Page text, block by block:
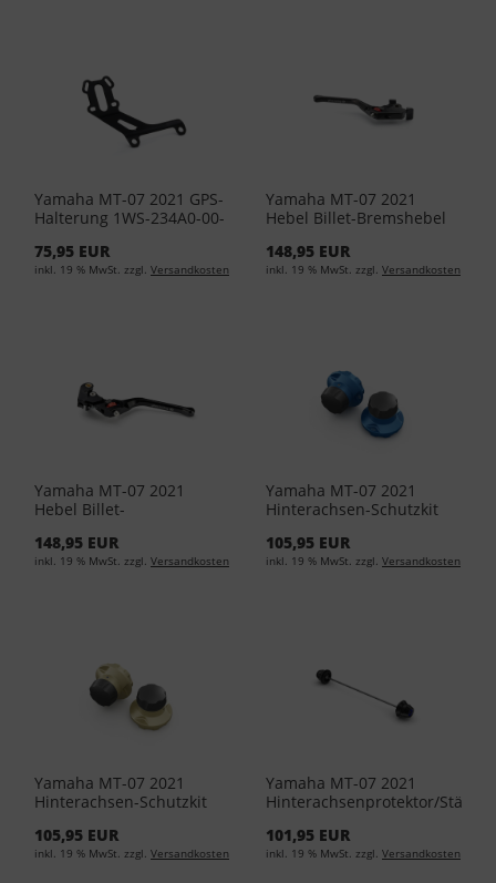
Yamaha MT-07 2021 GPS-
Halterung 1WS-234A0-00-
75,95 EUR
inkl. 19 % MwSt. zzgl. Versandkosten
Yamaha MT-07 2021
Hebel Billet-Bremshebel
148,95 EUR
inkl. 19 % MwSt. zzgl. Versandkosten
Yamaha MT-07 2021
Hebel Billet-
F3912-00-00
148,95 EUR
inkl. 19 % MwSt. zzgl. Versandkosten
Yamaha MT-07 2021
Hinterachsen-Schutzkit
105,95 EUR
inkl. 19 % MwSt. zzgl. Versandkosten
Yamaha MT-07 2021
Hinterachsen-Schutzkit
00
105,95 EUR
inkl. 19 % MwSt. zzgl. Versandkosten
Yamaha MT-07 2021
Hinterachsenprotektor/
101,95 EUR
inkl. 19 % MwSt. zzgl. Versandkosten